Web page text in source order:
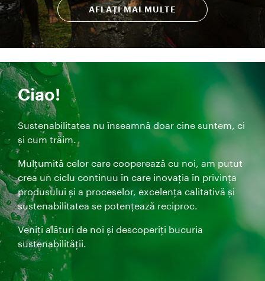
AFLAȚI MAI MULTE
Ciao!
Sustenabilitatea nu înseamnă doar cine suntem, ci
și cum trăim.
Mulțumită celor care cooperează cu noi, am putut
crea un ciclu continuu în care inovația în privința
produsului și a proceselor, excelența calitativă și
sustenabilitatea se potențează reciproc.
Veniți alături de noi și descoperiți bucuria
sustenabilității.